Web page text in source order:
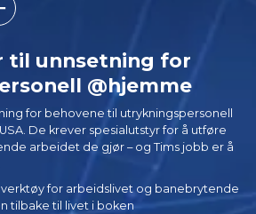
til unnsetning for
@hjemme
for behovene til utryknings­personell
De krever spesialutstyr for å utføre
arbeidet de gjør – og Tims jobb er å
for arbeidslivet og banebrytende
tilbake til livet i boken